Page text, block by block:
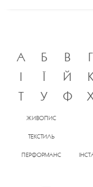
А
Б В Г
І
Ї Й К
Т
У Ф
ЖИВОПИС
ТЕКСТИЛЬ
ПЕРФОРМАНС